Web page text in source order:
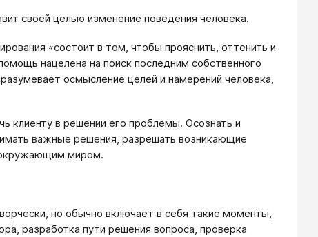
своей целью изменение поведения человека.
«состоит в том, чтобы прояснить, оттенить и
нацелена на поиск последним собственного
осмысление целей и намерений человека,
клиенту в решении его проблемы. Осознать и
важные решения, разрешать возникающие
окружающим миром.
но обычно включает в себя такие моменты,
разработка пути решения вопроса, проверка